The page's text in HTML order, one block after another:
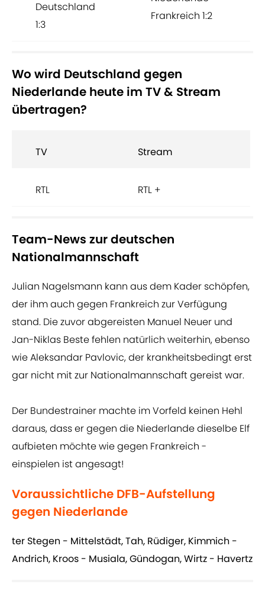
Deutschland
1:3
Frankreich 1:2
Wo wird Deutschland gegen
Niederlande heute im TV & Stream
übertragen?
TV Stream
RTL RTL +
Team-News zur deutschen
Nationalmannschaft
Julian Nagelsmann kann aus dem Kader schöpfen,
der ihm auch gegen Frankreich zur Verfügung
stand. Die zuvor abgereisten Manuel Neuer und
Jan-Niklas Beste fehlen natürlich weiterhin, ebenso
wie Aleksandar Pavlovic, der krankheitsbedingt erst
gar nicht mit zur Nationalmannschaft gereist war.
Der Bundestrainer machte im Vorfeld keinen Hehl
daraus, dass er gegen die Niederlande dieselbe Elf
aufbieten möchte wie gegen Frankreich -
einspielen ist angesagt!
Voraussichtliche DFB-Aufstellung
gegen Niederlande
ter Stegen - Mittelstädt, Tah, Rüdiger, Kimmich -
Andrich, Kroos - Musiala, Gündogan, Wirtz - Havertz